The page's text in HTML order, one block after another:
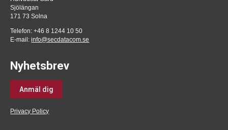
Sjölängan
171 73 Solna
Telefon: +46 8 1244 10 50
E-mail:info@secdatacom.se
Nyhetsbrev
Anmäl dig
Privacy Policy